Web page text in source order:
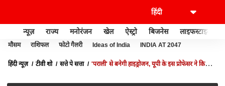
न्यूज़ राज्य मनोरंजन खेल ऐस्ट्रो बिजनेस लाइफस्टाइल
मौसम राशिफल फोटो गैलरी Ideas of India INDIA AT 2047
हिंदी न्यूज़ टीवी शो सत्ते पे सत्ता
'पराली' से बनेगी हाइड्रोजन, यूपी के इस प्रोफेसर ने किया